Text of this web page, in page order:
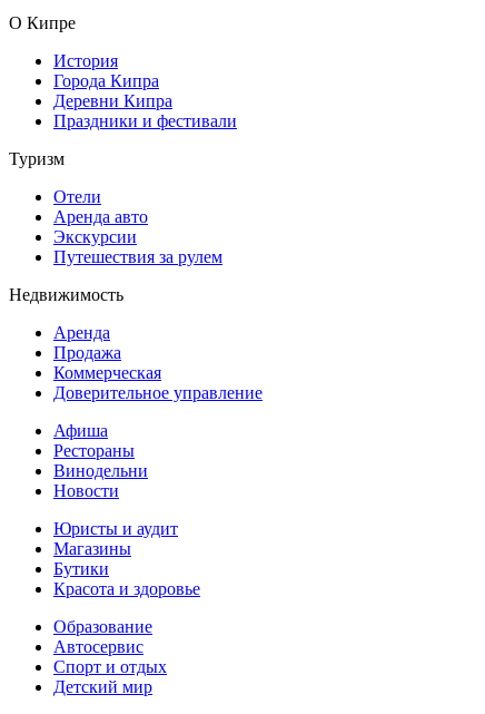
О Кипре
История
Города Кипра
Деревни Кипра
Праздники и фестивали
Туризм
Отели
Аренда авто
Экскурсии
Путешествия за рулем
Недвижимость
Аренда
Продажа
Коммерческая
Доверительное управление
Афиша
Рестораны
Винодельни
Новости
Юристы и аудит
Магазины
Бутики
Красота и здоровье
Образование
Автосервис
Спорт и отдых
Детский мир